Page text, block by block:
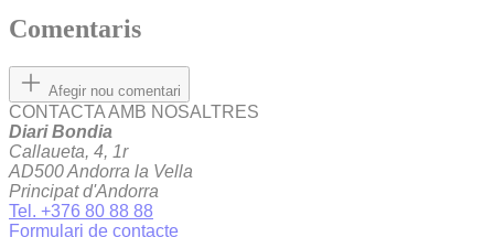
Comentaris
Afegir nou comentari
CONTACTA AMB NOSALTRES
Diari Bondia
Callaueta, 4, 1r
AD500 Andorra la Vella
Principat d'Andorra
Tel. +376 80 88 88
Formulari de contacte